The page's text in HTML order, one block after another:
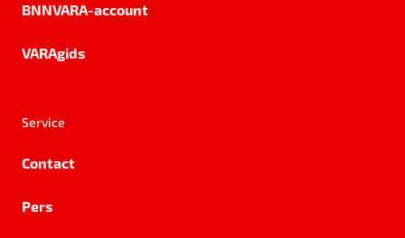
BNNVARA-account
VARAgids
Service
Contact
Pers